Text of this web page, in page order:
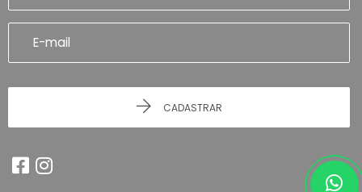
CADASTRAR